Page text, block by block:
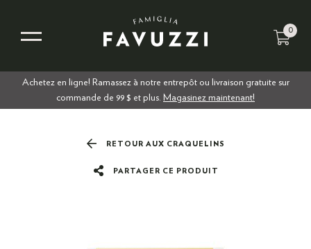
0
Achetez en ligne! Ramassez à notre entrepôt ou livraison gratuite sur
commande de 99 $ et plus. Magasinez maintenant!
RETOUR AUX CRAQUELINS
PARTAGER CE PRODUIT